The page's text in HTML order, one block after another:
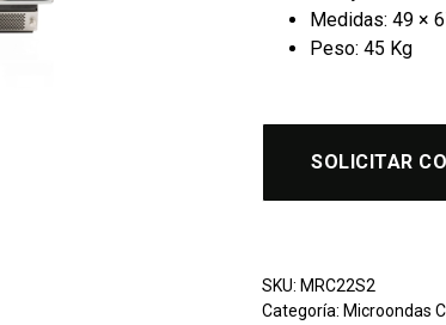
Medidas: 49 ×
Peso: 45 Kg
SOLICITAR
SKU: MRC22S2
Categoría: Microondas